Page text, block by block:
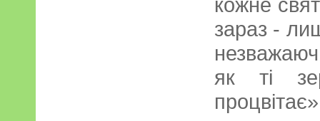
зараз -
як ті